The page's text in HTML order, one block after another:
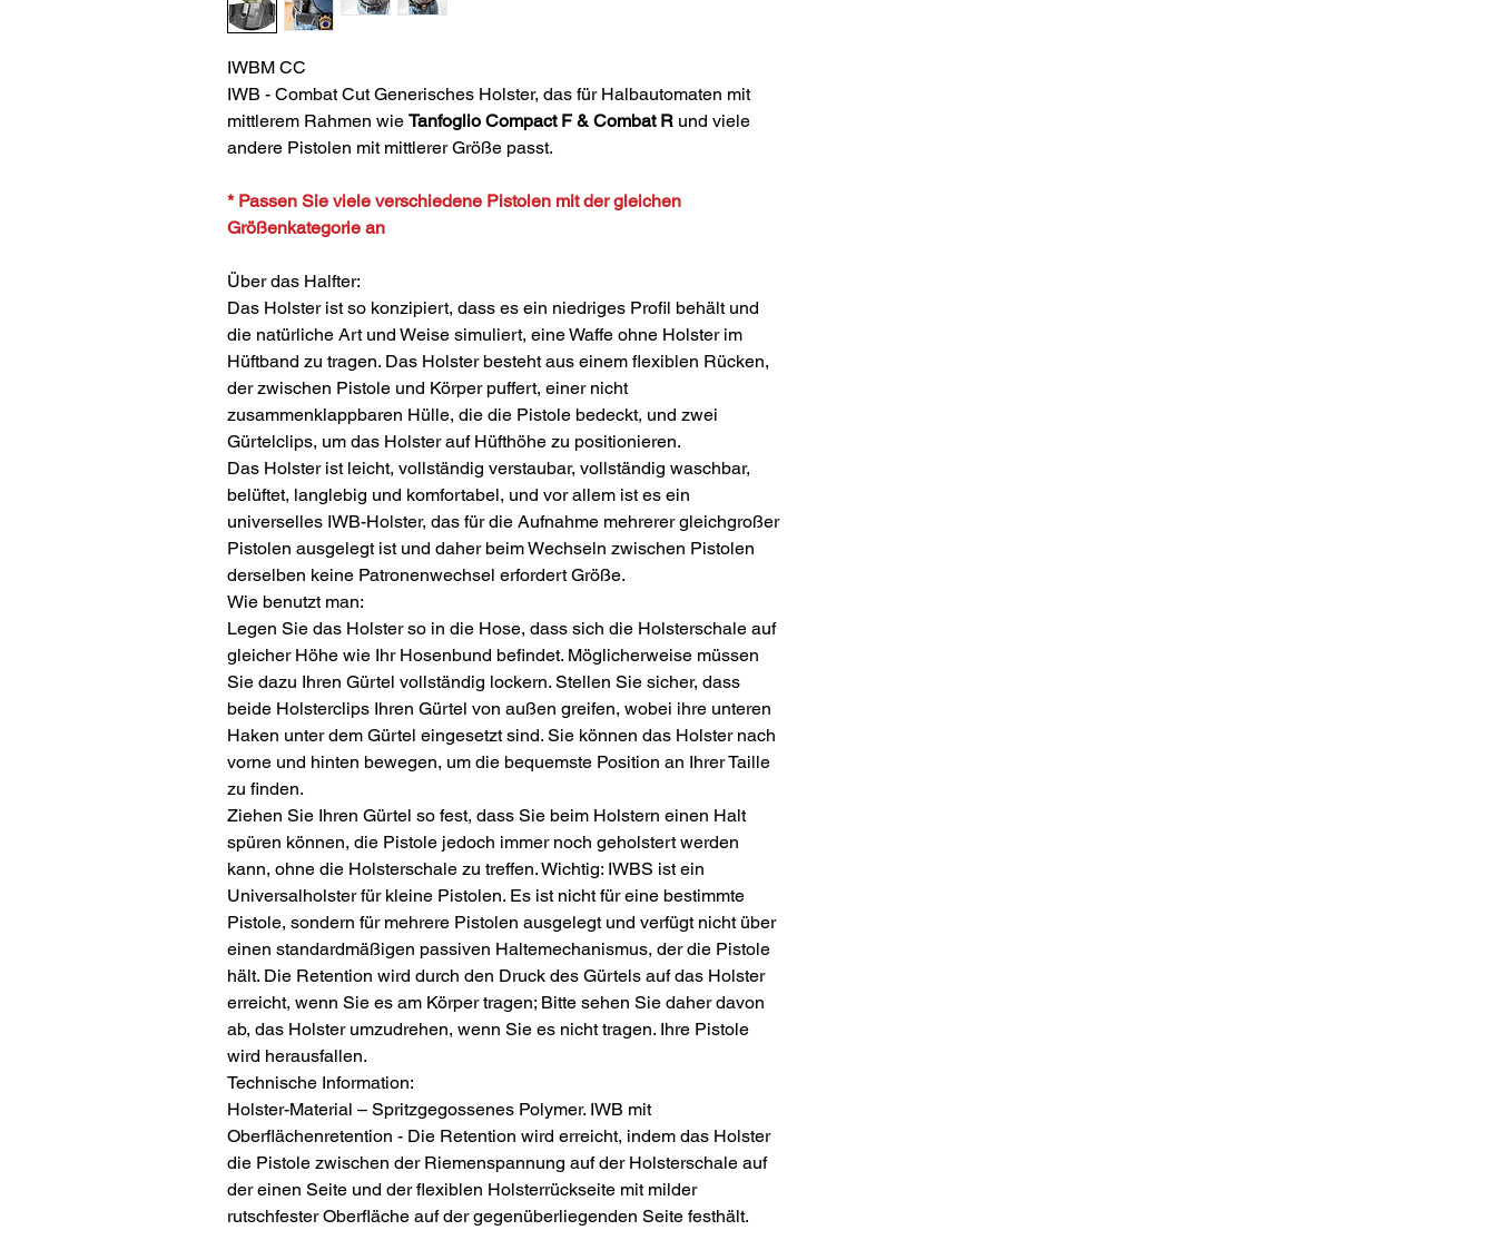
IWBM CC
IWB - Combat Cut Generisches Holster, das für Halbautomaten mit
mittlerem Rahmen wie Tanfoglio Compact F & Combat R und viele
andere Pistolen mit mittlerer Größe passt.
* Passen Sie viele verschiedene Pistolen mit der gleichen
Größenkategorie an
Über das Halfter:
Das Holster ist so konzipiert, dass es ein niedriges Profil behält und
die natürliche Art und Weise simuliert, eine Waffe ohne Holster im
Hüftband zu tragen. Das Holster besteht aus einem flexiblen Rücken,
der zwischen Pistole und Körper puffert, einer nicht
zusammenklappbaren Hülle, die die Pistole bedeckt, und zwei
Gürtelclips, um das Holster auf Hüfthöhe zu positionieren.
Das Holster ist leicht, vollständig verstaubar, vollständig waschbar,
belüftet, langlebig und komfortabel, und vor allem ist es ein
universelles IWB-Holster, das für die Aufnahme mehrerer gleichgroßer
Pistolen ausgelegt ist und daher beim Wechseln zwischen Pistolen
derselben keine Patronenwechsel erfordert Größe.
Wie benutzt man:
Legen Sie das Holster so in die Hose, dass sich die Holsterschale auf
gleicher Höhe wie Ihr Hosenbund befindet. Möglicherweise müssen
Sie dazu Ihren Gürtel vollständig lockern. Stellen Sie sicher, dass
beide Holsterclips Ihren Gürtel von außen greifen, wobei ihre unteren
Haken unter dem Gürtel eingesetzt sind. Sie können das Holster nach
vorne und hinten bewegen, um die bequemste Position an Ihrer Taille
zu finden.
Ziehen Sie Ihren Gürtel so fest, dass Sie beim Holstern einen Halt
spüren können, die Pistole jedoch immer noch geholstert werden
kann, ohne die Holsterschale zu treffen. Wichtig: IWBS ist ein
Universalholster für kleine Pistolen. Es ist nicht für eine bestimmte
Pistole, sondern für mehrere Pistolen ausgelegt und verfügt nicht über
einen standardmäßigen passiven Haltemechanismus, der die Pistole
hält. Die Retention wird durch den Druck des Gürtels auf das Holster
erreicht, wenn Sie es am Körper tragen; Bitte sehen Sie daher davon
ab, das Holster umzudrehen, wenn Sie es nicht tragen. Ihre Pistole
wird herausfallen.
Technische Information:
Holster-Material – Spritzgegossenes Polymer. IWB mit
Oberflächenretention - Die Retention wird erreicht, indem das Holster
die Pistole zwischen der Riemenspannung auf der Holsterschale auf
der einen Seite und der flexiblen Holsterrückseite mit milder
rutschfester Oberfläche auf der gegenüberliegenden Seite festhält.